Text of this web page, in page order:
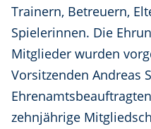
Trainern, Betreuern,
Spielerinnen. Die
Mitglieder wurden
Vorsitzenden Andreas
zehnjährige